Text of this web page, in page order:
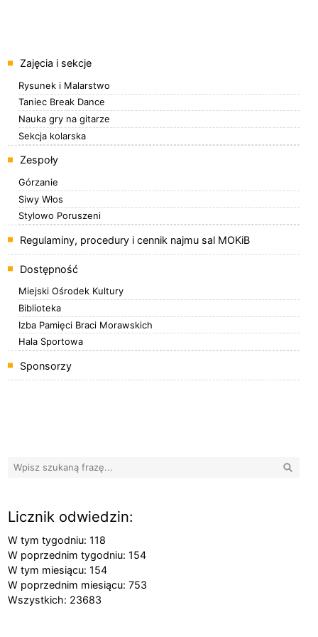
Menu
Zajęcia i sekcje
Rysunek i Malarstwo
Taniec Break Dance
Nauka gry na gitarze
Sekcja kolarska
Zespoły
Górzanie
Siwy Włos
Stylowo Poruszeni
Regulaminy, procedury i cennik najmu sal MOKiB
Dostępność
Miejski Ośrodek Kultury
Biblioteka
Izba Pamięci Braci Morawskich
Hala Sportowa
Sponsorzy
Licznik odwiedzin:
W tym tygodniu: 118
W poprzednim tygodniu: 154
W tym miesiącu: 154
W poprzednim miesiącu: 753
Wszystkich: 23683